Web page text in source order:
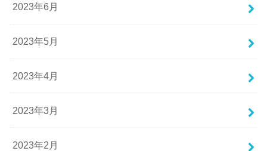
2023年6月
2023年5月
2023年4月
2023年3月
2023年2月